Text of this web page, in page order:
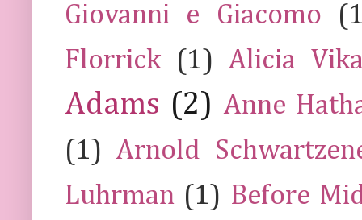
Giovanni e Giacomo
Florrick
(1) Alicia
Adams (2) Anne
(1) Arnold
Luhrman (1) Before